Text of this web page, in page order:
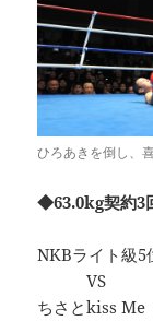
ひろあきを倒し、
◆63.0kg契約3
NKBライト級5
VS
ちさとkiss Me